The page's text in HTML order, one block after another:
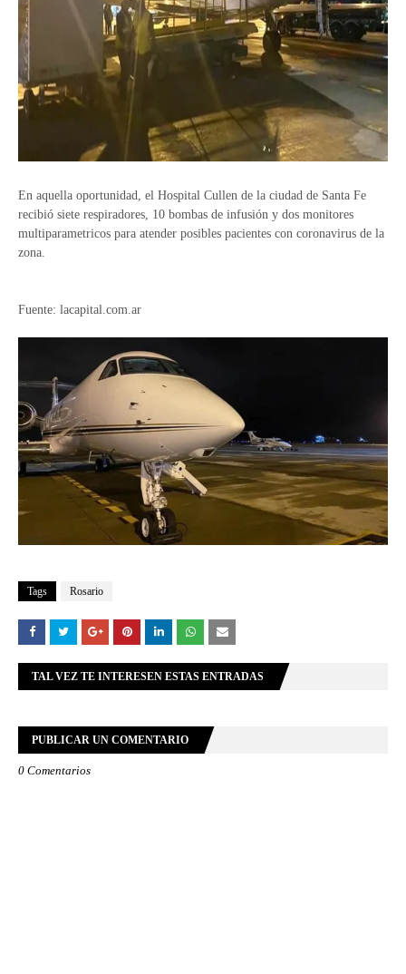
En aquella oportunidad, el Hospital Cullen de la ciudad de Santa Fe
recibió siete respiradores, 10 bombas de infusión y dos monitores
multiparametricos para atender posibles pacientes con coronavirus de la
zona.
Fuente: lacapital.com.ar
Tags Rosario
TAL VEZ TE INTERESEN ESTAS ENTRADAS
PUBLICAR UN COMENTARIO
0 Comentarios